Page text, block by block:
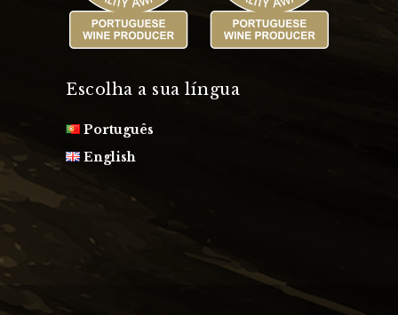
Escolha a sua língua
Português
English